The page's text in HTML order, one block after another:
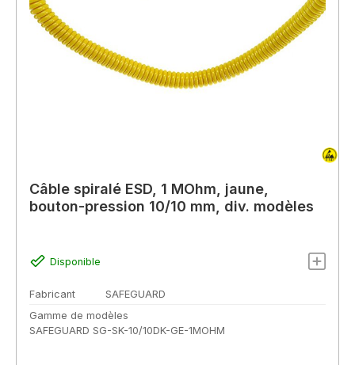
Câble spiralé ESD, 1 MOhm, jaune,
bouton-pression 10/10 mm, div. modèles
Disponible
Fabricant
SAFEGUARD
Gamme de modèles
SAFEGUARD SG-SK-10/10DK-GE-1MOHM